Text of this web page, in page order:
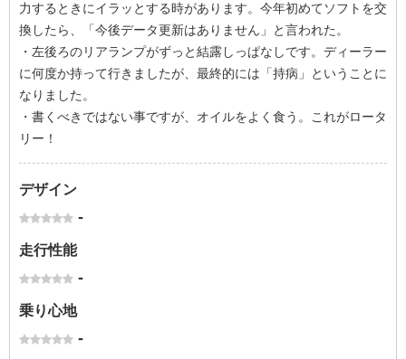
力するときにイラッとする時があります。今年初めてソフトを交
換したら、「今後データ更新はありません」と言われた。
・左後ろのリアランプがずっと結露しっぱなしです。ディーラー
に何度か持って行きましたが、最終的には「持病」ということに
なりました。
・書くべきではない事ですが、オイルをよく食う。これがロータ
リー！
デザイン
-
走行性能
-
乗り心地
-